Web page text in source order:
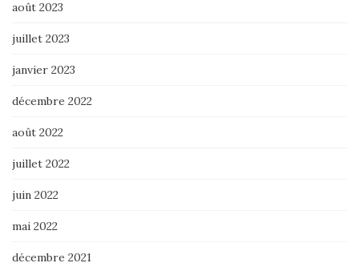
août 2023
juillet 2023
janvier 2023
décembre 2022
août 2022
juillet 2022
juin 2022
mai 2022
décembre 2021